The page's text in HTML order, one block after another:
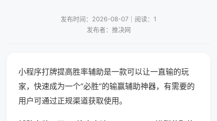
发布时间：2026-08-07｜阅读：1
发布者：推决网
小程序打牌提高胜率辅助是一款可以让一直输的玩
家，快速成为一个“必胜”的输赢辅助神器，有需要的
用户可通过正规渠道获取使用。